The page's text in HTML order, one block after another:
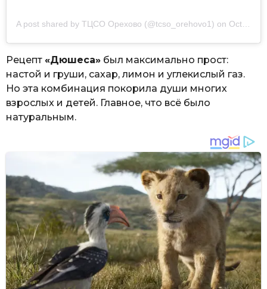
A post shared by ТЦСО Орехово (@tcso_orehovo1) on Oct 31, 2019 at 4:19am PDT
Рецепт «Дюшеса» был максимально прост:
настой и груши, сахар, лимон и углекислый газ.
Но эта комбинация покорила души многих
взрослых и детей. Главное, что всё было
натуральным.